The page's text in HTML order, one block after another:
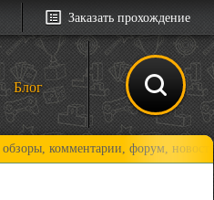
Заказать прохождение
Блог
форум, новости и,